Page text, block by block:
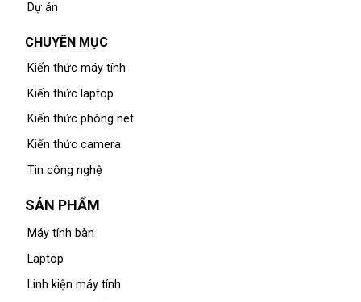
Dự án
CHUYÊN MỤC
Kiến thức máy tính
Kiến thức laptop
Kiến thức phòng net
Kiến thức camera
Tin công nghệ
SẢN PHẨM
Máy tính bàn
Laptop
Linh kiện máy tính